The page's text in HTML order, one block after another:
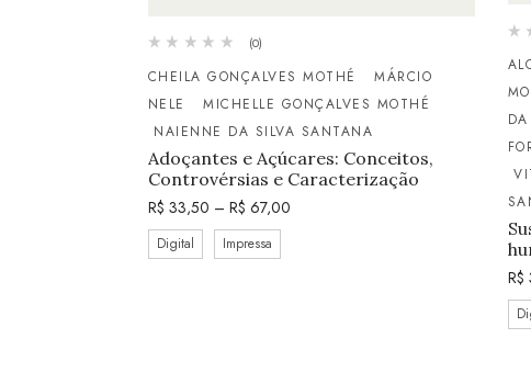
(0)
CHEILA GONÇALVES MOTHÉ
MÁRCIO
NELE
MICHELLE GONÇALVES MOTHÉ
NAIENNE DA SILVA SANTANA
Adoçantes e Açúcares: Conceitos,
Controvérsias e Caracterização
R$ 33,50 – R$ 67,00
Digital Impressa
R$